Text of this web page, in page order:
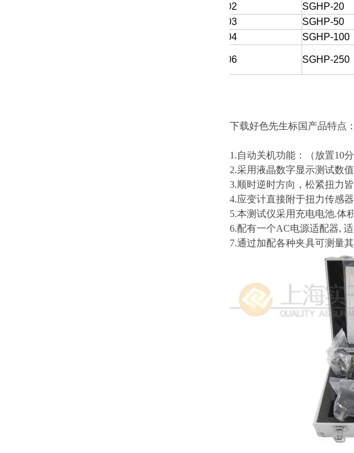
02 SGHP-20
03
SGHP-50
04
SGHP-100
06 SGHP-250
下载好色先生标国产品特点：
1.自动关机功能：（放置
2.采用液晶数字显示测试数值
3.顺时逆时方向，松紧扭力皆
4.应变计直接附于扭力传感器上
5.本测试仪采用充电电池.体
6.配有一个AC电源适配器, 适
7.通过加配各种夹具可测量其它